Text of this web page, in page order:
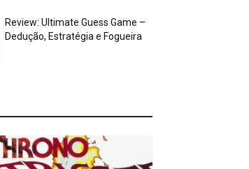
Review: Ultimate Guess Game –
Dedução, Estratégia e Fogueira